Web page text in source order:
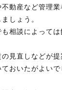
動産など管理
しょう。
も相談によって
見直しなどが
おいたがよいで